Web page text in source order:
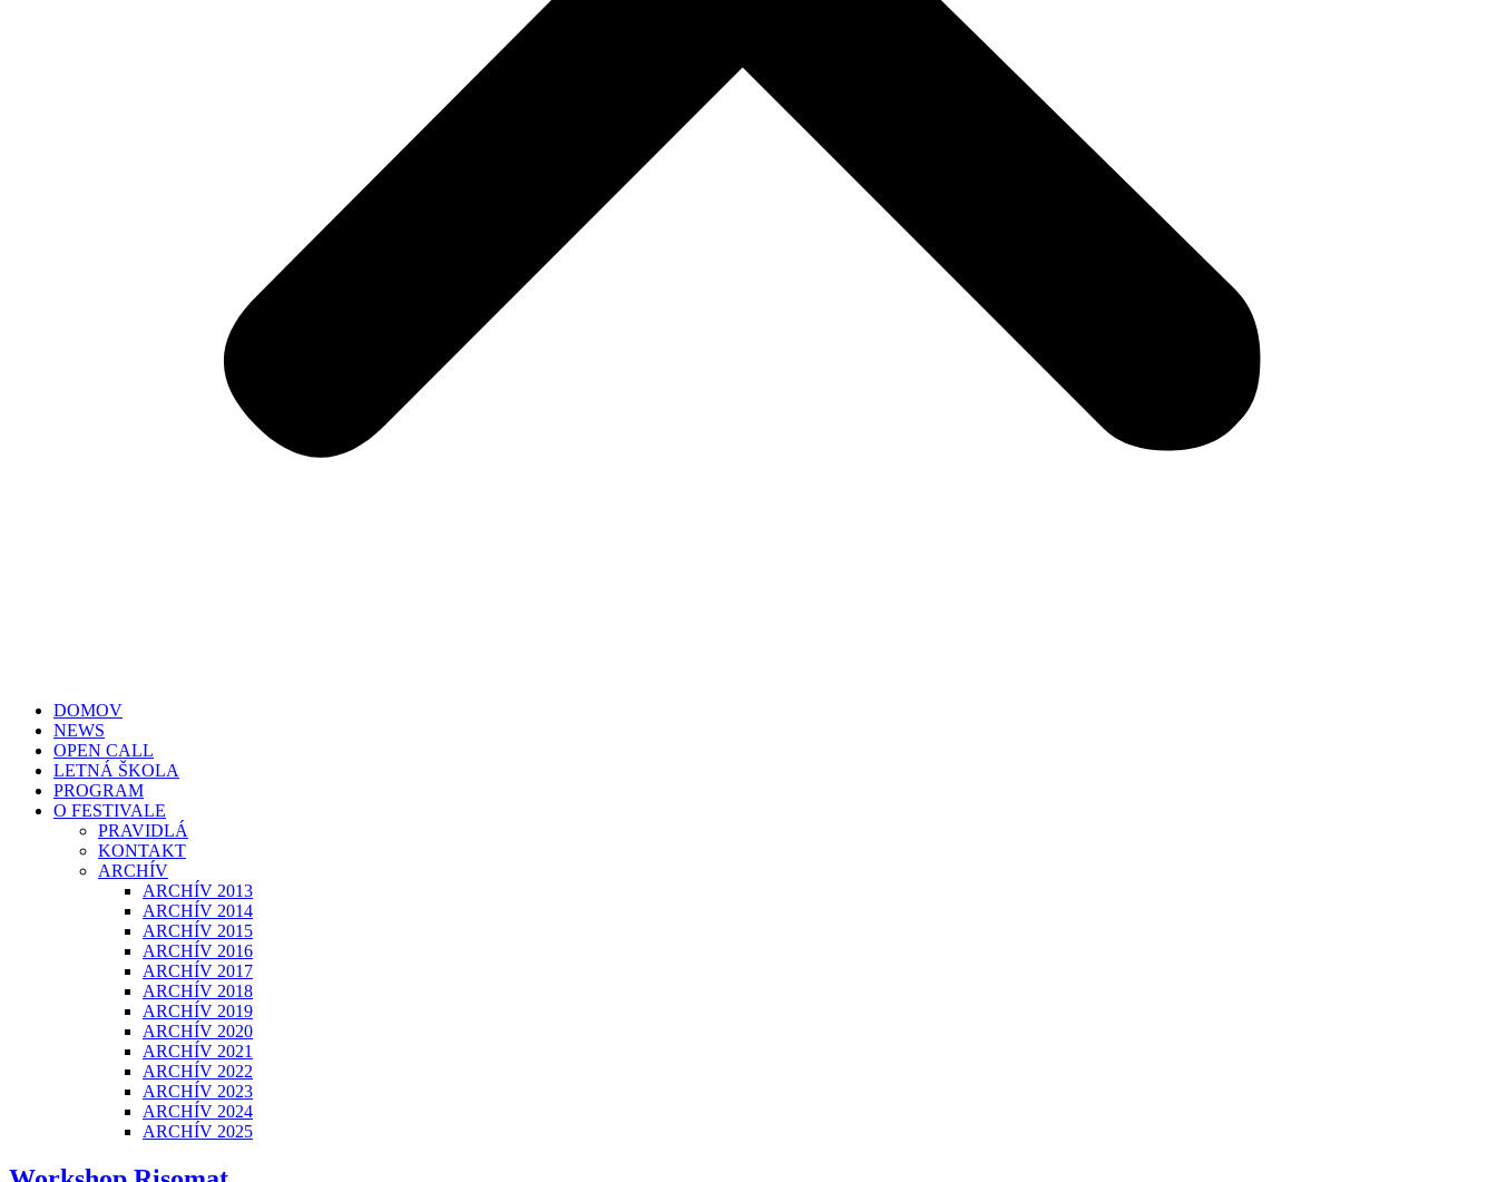
DOMOV
NEWS
OPEN CALL
LETNÁ ŠKOLA
PROGRAM
O FESTIVALE
PRAVIDLÁ
KONTAKT
ARCHÍV
ARCHÍV 2013
ARCHÍV 2014
ARCHÍV 2015
ARCHÍV 2016
ARCHÍV 2017
ARCHÍV 2018
ARCHÍV 2019
ARCHÍV 2020
ARCHÍV 2021
ARCHÍV 2022
ARCHÍV 2023
ARCHÍV 2024
ARCHÍV 2025